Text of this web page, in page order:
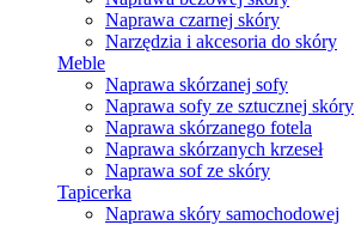
Naprawa czarnej skóry
Narzędzia i akcesoria do skóry
Meble
Naprawa skórzanej sofy
Naprawa sofy ze sztucznej skóry
Naprawa skórzanego fotela
Naprawa skórzanych krzeseł
Naprawa sof ze skóry
Tapicerka
Naprawa skóry samochodowej